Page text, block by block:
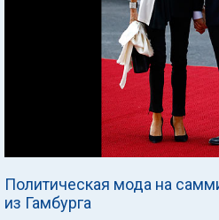
Политическая мода на
из Гамбурга